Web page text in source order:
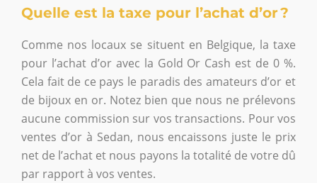
Quelle est la taxe pour l’achat d’or ?
Comme nos locaux se situent en Belgique, la taxe
pour l’achat d’or avec la Gold Or Cash est de 0 %.
Cela fait de ce pays le paradis des amateurs d’or et
de bijoux en or. Notez bien que nous ne prélevons
aucune commission sur vos transactions. Pour vos
ventes d’or à Sedan, nous encaissons juste le prix
net de l’achat et nous payons la totalité de votre dû
par rapport à vos ventes.